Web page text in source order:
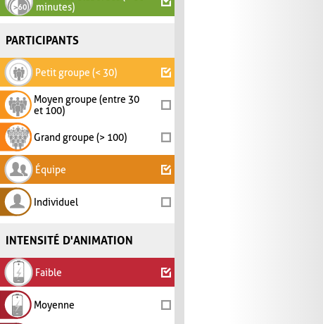
minutes)
PARTICIPANTS
Petit groupe (< 30)
Moyen groupe (entre 30
et 100)
Grand groupe (> 100)
Équipe
Individuel
INTENSITÉ D'ANIMATION
Faible
Moyenne